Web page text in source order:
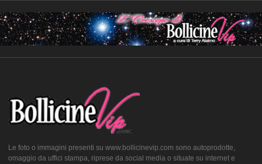
Le foto o immagini presenti su www.bollicinevip.com sono autoprodotte,
omaggio da uffici stampa, riprese da social media o situate su internet e